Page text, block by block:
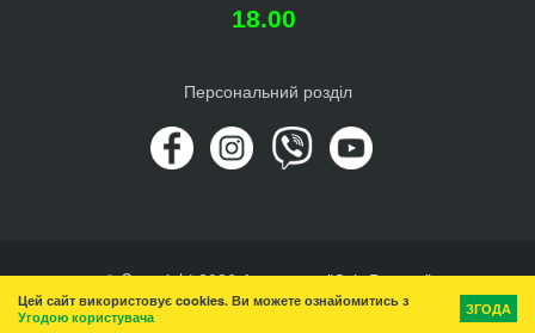
18.00
Персональний розділ
© Copyright 2026 Агроцентр "Світ Рослин"
Вгору
Цей сайт використовує cookies. Ви можете ознайомитись з
Угодою користувача
ЗГОДА